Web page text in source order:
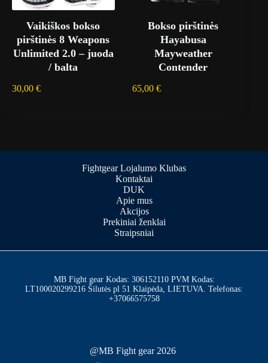
Vaikiškos bokso
pirštinės 8 Weapons
Unlimited 2.0 – juoda
/ balta
30,00 €
Bokso pirštinės
Hayabusa
Mayweather
Contender
65,00 €
Fightgear Lojalumo Klubas
Kontaktai
DUK
Apie mus
Akcijos
Prekiniai ženklai
Straipsniai
MB Fight gear Kodas: 306152110 PVM Kodas:
LT100020299216 Šilutės pl 51 Klaipėda, LIETUVA. Telefonas:
+37066575758
@MB Fight gear 2026